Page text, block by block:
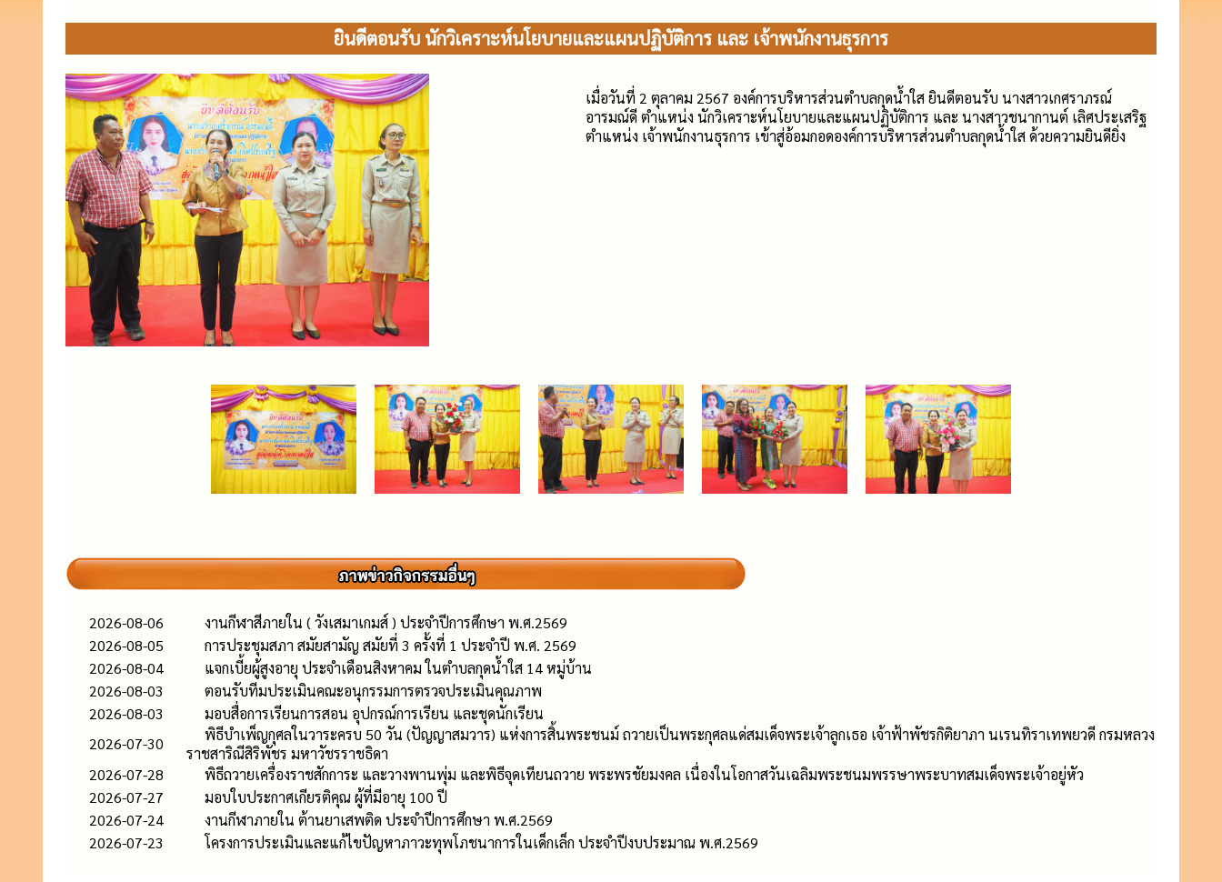
ยินดีตอนรับ นักวิเคราะห์นโยบายและแผนปฏิบัติการ และ เจ้าพนักงานธุรการ
เมื่อวันที่ 2 ตุลาคม 2567 องค์การบริหารส่วนตำบลกุดน้ำใส ยินดีตอนรับ นางสาวเกศราภรณ์
อารมณ์ดี ตำแหน่ง นักวิเคราะห์นโยบายและแผนปฏิบัติการ และ นางสาวชนากานต์ เลิศประเสริฐ
ตำแหน่ง เจ้าพนักงานธุรการ เข้าสู่อ้อมกอดองค์การบริหารส่วนตำบลกุดน้ำใส ด้วยความยินดียิ่ง
2026-08-06
งานกีฬาสีภายใน ( วังเสมาเกมส์ ) ประจำปีการศึกษา พ.ศ.2569
2026-08-05
การประชุมสภา สมัยสามัญ สมัยที่ 3 ครั้งที่ 1 ประจำปี พ.ศ. 2569
2026-08-04
แจกเบี้ยผู้สูงอายุ ประจำเดือนสิงหาคม ในตำบลกุดน้ำใส 14 หมู่บ้าน
2026-08-03
ตอนรับทีมประเมินคณะอนุกรรมการตรวจประเมินคุณภาพ
2026-08-03
มอบสื่อการเรียนการสอน อุปกรณ์การเรียน และชุดนักเรียน
2026-07-30
พิธีบำเพ็ญกุศลในวาระครบ 50 วัน (ปัญญาสมวาร) แห่งการสิ้นพระชนม์ ถวายเป็นพระกุศลแด่สมเด็จพระเจ้าลูกเธอ เจ้าฟ้าพัชรกิติยาภา นเรนทิราเทพยวดี กรมหลวง
ราชสาริณีสิริพัชร มหาวัชรราชธิดา
2026-07-28
พิธีถวายเครื่องราชสักการะ และวางพานพุ่ม และพิธีจุดเทียนถวาย พระพรชัยมงคล เนื่องในโอกาสวันเฉลิมพระชนมพรรษาพระบาทสมเด็จพระเจ้าอยู่หัว
2026-07-27
มอบใบประกาศเกียรติคุณ ผู้ที่มีอายุ 100 ปี
2026-07-24
งานกีฬาภายใน ต้านยาเสพติด ประจำปีการศึกษา พ.ศ.2569
2026-07-23
โครงการประเมินและแก้ไขปัญหาภาวะทุพโภชนาการในเด็กเล็ก ประจำปีงบประมาณ พ.ศ.2569